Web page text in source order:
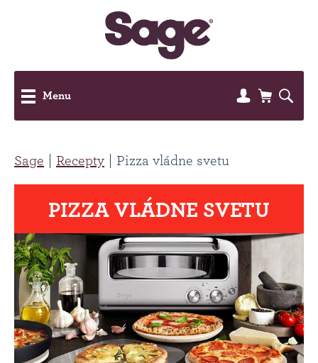
Menu
Sage Recepty Pizza vládne svetu
PIZZA VLÁDNE SVETU